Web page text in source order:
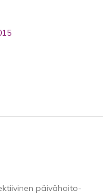
päivähoito-